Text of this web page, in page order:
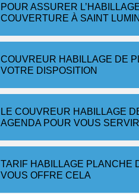
POUR ASSURER
COUVERTURE À SAINT
COUVREUR HABILLAGE DE
VOTRE DISPOSITION
LE COUVREUR HABILLAGE
AGENDA POUR VOUS SERVIR
TARIF HABILLAGE PLANCHE
VOUS OFFRE CELA